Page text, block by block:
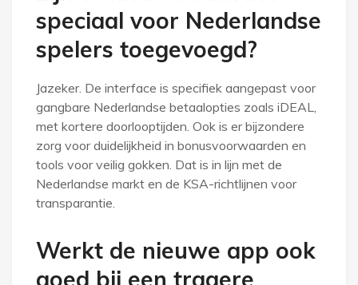
speciaal voor Nederlandse
spelers toegevoegd?
Jazeker. De interface is specifiek aangepast voor
gangbare Nederlandse betaalopties zoals iDEAL,
met kortere doorlooptijden. Ook is er bijzondere
zorg voor duidelijkheid in bonusvoorwaarden en
tools voor veilig gokken. Dat is in lijn met de
Nederlandse markt en de KSA-richtlijnen voor
transparantie.
Werkt de nieuwe app ook
goed bij een tragere